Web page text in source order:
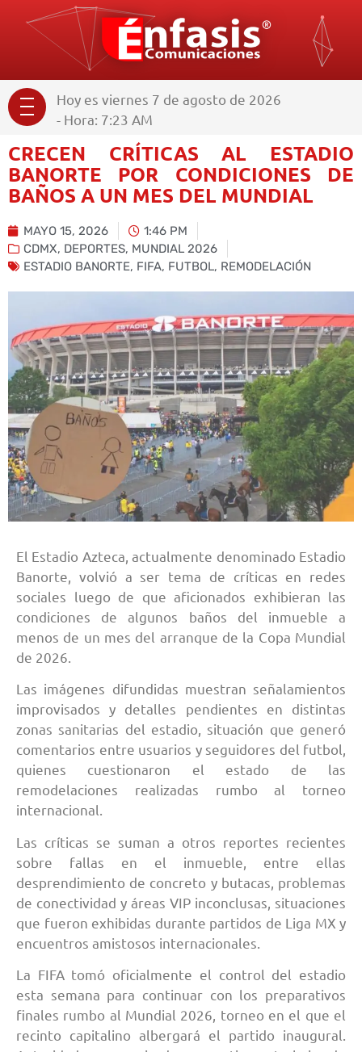
Hoy es viernes 7 de agosto de 2026
- Hora: 7:23 AM
CRECEN CRÍTICAS AL ESTADIO
BANORTE POR CONDICIONES DE
BAÑOS A UN MES DEL MUNDIAL
MAYO 15, 2026
1:46 PM
CDMX, DEPORTES, MUNDIAL 2026
ESTADIO BANORTE, FIFA, FUTBOL, REMODELACIÓN
El Estadio Azteca, actualmente denominado Estadio
Banorte, volvió a ser tema de críticas en redes
sociales luego de que aficionados exhibieran las
condiciones de algunos baños del inmueble a
menos de un mes del arranque de la Copa Mundial
de 2026.
Las imágenes difundidas muestran señalamientos
improvisados y detalles pendientes en distintas
zonas sanitarias del estadio, situación que generó
comentarios entre usuarios y seguidores del futbol,
quienes cuestionaron el estado de las
remodelaciones realizadas rumbo al torneo
internacional.
Las críticas se suman a otros reportes recientes
sobre fallas en el inmueble, entre ellas
desprendimiento de concreto y butacas, problemas
de conectividad y áreas VIP inconclusas, situaciones
que fueron exhibidas durante partidos de Liga MX y
encuentros amistosos internacionales.
La FIFA tomó oficialmente el control del estadio
esta semana para continuar con los preparativos
finales rumbo al Mundial 2026, torneo en el que el
recinto capitalino albergará el partido inaugural.